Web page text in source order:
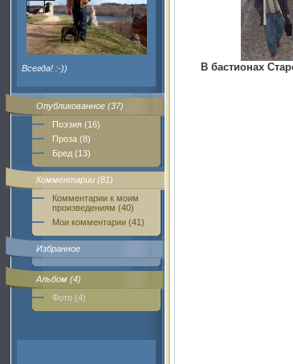
Всегда! :-))
Опубликованное (37)
Поэзия (16)
Проза (8)
Бред (13)
Комментарии (81)
Комментарии к моим
произведениям (40)
Мои комментарии (41)
Избранное
Альбом (4)
Фото (4)
В бастионах